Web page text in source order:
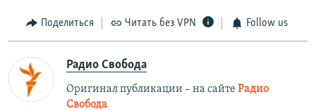
Поделиться Читать без VPN Follow us
Радио Свобода
Оригинал публикации – на сайте Радио
Свобода